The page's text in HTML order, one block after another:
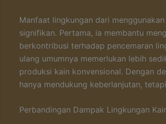
Manfaat lingkungan dari
signifikan. Pertama, ia membantu
berkontribusi terhadap pencemaran
ulang umumnya memerlukan lebih
produksi kain konvensional. Dengan
hanya mendukung keberlanjutan,
Perbandingan Dampak Lingkungan